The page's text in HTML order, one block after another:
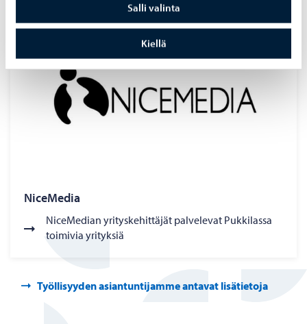
Salli valinta
Kiellä
NiceMedia
NiceMedian yrityskehittäjät palvelevat Pukkilassa
toimivia yrityksiä
Työllisyyden asiantuntijamme antavat lisätietoja